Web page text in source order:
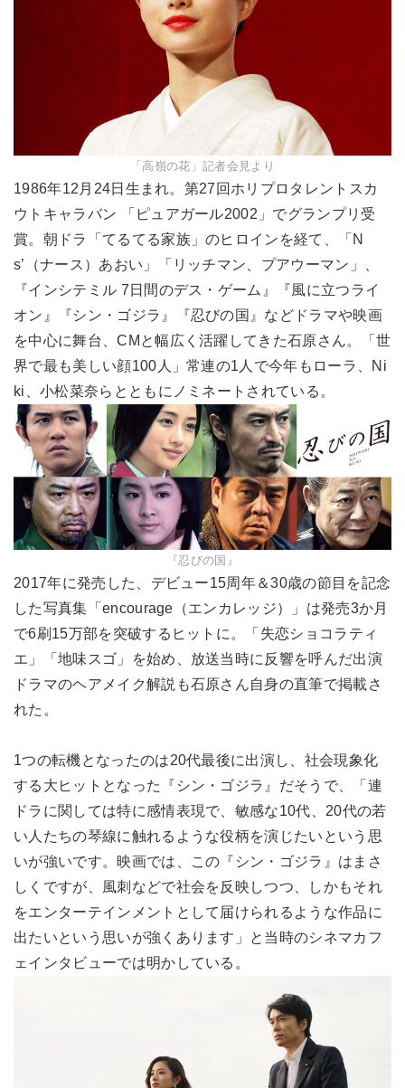
「高嶺の花」記者会見より
1986年12月24日生まれ。第27回ホリプロタレントスカ
ウトキャラバン 「ピュアガール2002」でグランプリ受
賞。朝ドラ「てるてる家族」のヒロインを経て、「N
s’（ナース）あおい」「リッチマン、プアウーマン」、
『インシテミル 7日間のデス・ゲーム』『風に立つライ
オン』『シン・ゴジラ』『忍びの国』などドラマや映画
を中心に舞台、CMと幅広く活躍してきた石原さん。「世
界で最も美しい顔100人」常連の1人で今年もローラ、Ni
ki、小松菜奈らとともにノミネートされている。
『忍びの国』
2017年に発売した、デビュー15周年＆30歳の節目を記念
した写真集「encourage（エンカレッジ）」は発売3か月
で6刷15万部を突破するヒットに。「失恋ショコラティ
エ」「地味スゴ」を始め、放送当時に反響を呼んだ出演
ドラマのヘアメイク解説も石原さん自身の直筆で掲載さ
れた。
1つの転機となったのは20代最後に出演し、社会現象化
する大ヒットとなった『シン・ゴジラ』だそうで、「連
ドラに関しては特に感情表現で、敏感な10代、20代の若
い人たちの琴線に触れるような役柄を演じたいという思
いが強いです。映画では、この『シン・ゴジラ』はまさ
しくですが、風刺などで社会を反映しつつ、しかもそれ
をエンターテインメントとして届けられるような作品に
出たいという思いが強くあります」と当時のシネマカフ
ェインタビューでは明かしている。